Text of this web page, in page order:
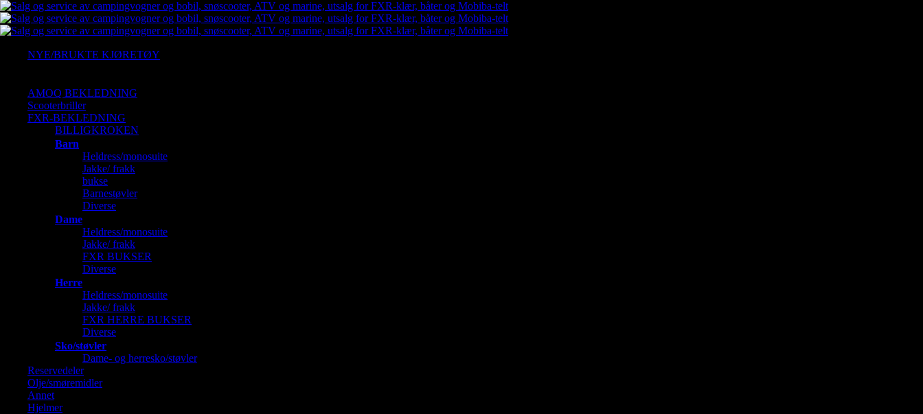
NYE/BRUKTE KJØRETØY
AMOQ BEKLEDNING
Scooterbriller
FXR-BEKLEDNING
BILLIGKROKEN
Barn
Heldress/monosuite
Jakke/ frakk
bukse
Barnestøvler
Diverse
Dame
Heldress/monosuite
Jakke/ frakk
FXR BUKSER
Diverse
Herre
Heldress/monosuite
Jakke/ frakk
FXR HERRE BUKSER
Diverse
Sko/støvler
Dame- og herresko/støvler
Reservedeler
Olje/smøremidler
Annet
Hjelmer